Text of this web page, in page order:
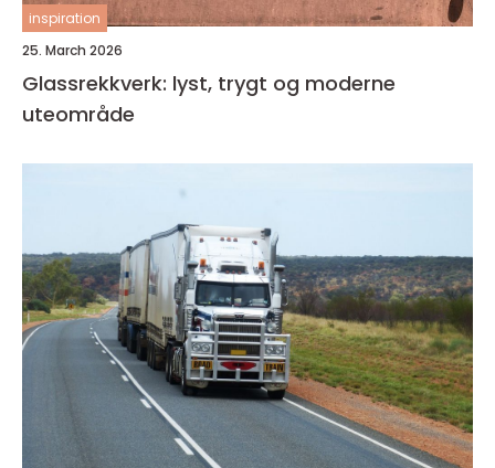
inspiration
25. March 2026
Glassrekkverk: lyst, trygt og moderne
uteområde